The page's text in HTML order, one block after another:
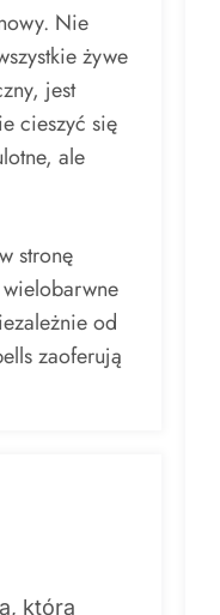
Nie
żywe
jest
cieszyć się
ale
stronę
od
zaoferują
która